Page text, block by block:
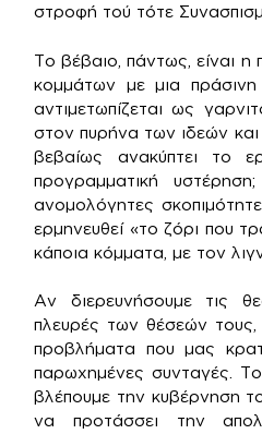
στροφή τού τότε
Το βέβαιο, πάντως, είναι
κομμάτων με μια
αντιμετωπίζεται ως
στον πυρήνα των ιδεών
βεβαίως ανακύπτει το
προγραμματική
ανομολόγητες
ερμηνευθεί «το ζόρι που
κάποια κόμματα, με τον
Αν διερευνήσουμε τις
πλευρές των θέσεών
προβλήματα που μας
παρωχημένες συνταγές.
βλέπουμε την κυβέρνηση
να προτάσσει την